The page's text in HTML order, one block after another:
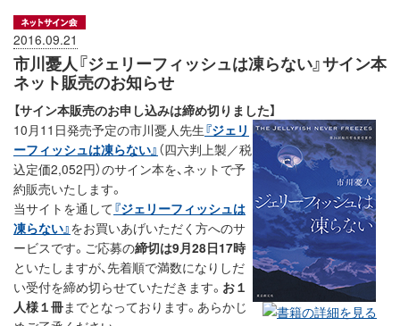
2016.09.21
市川憂人『ジェリーフィッシュは凍らない』サイン本
ネット販売のお知らせ
【サイン本販売のお申し込みは締め切りました】
10月11日発売予定の市川憂人先生『ジェリ
ーフィッシュは凍らない』 （四六判上製／税
込定価2,052円）のサイン本を、ネットで予
約販売いたします。
当サイトを通して『ジェリーフィッシュは
凍らない』をお買いあげいただく方へのサ
ービスです。ご応募の締切は9月28日17時
といたしますが、先着順で満数になりしだ
い受付を締め切らせていただきます。 お１
人様１冊までとなっております。あらかじ